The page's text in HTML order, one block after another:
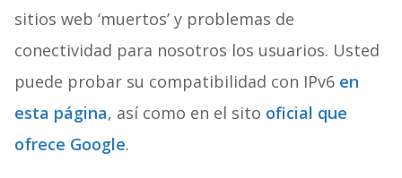
sitios web ‘muertos’ y problemas de
conectividad para nosotros los usuarios. Usted
puede probar su compatibilidad con IPv6 en
esta página, así como en el sito oficial que
ofrece Google.